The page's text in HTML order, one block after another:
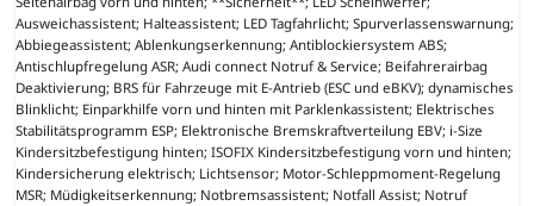
Ausweichassistent; Halteassistent; LED Tagfahrlicht; Spurverlassenswarnung;
Abbiegeassistent; Ablenkungserkennung; Antiblockiersystem ABS;
Antischlupfregelung ASR; Audi connect Notruf & Service; Beifahrerairbag
Deaktivierung; BRS für Fahrzeuge mit E-Antrieb (ESC und eBKV); dynamisches
Blinklicht; Einparkhilfe vorn und hinten mit Parklenkassistent; Elektrisches
Stabilitätsprogramm ESP; Elektronische Bremskraftverteilung EBV; i-Size
Kindersitzbefestigung hinten; ISOFIX Kindersitzbefestigung vorn und hinten;
Kindersicherung elektrisch; Lichtsensor; Motor-Schleppmoment-Regelung
MSR; Müdigkeitserkennung; Notbremsassistent; Notfall Assist; Notruf